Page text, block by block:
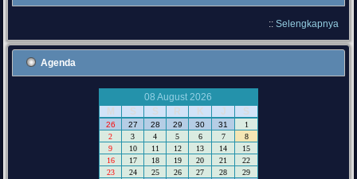
:: Selengkapnya
Agenda
08 August 2026
M
S S R K J S
26 27 28 29 30 31
1
2
3 4 5 6 7
8
9
10 11 12 13 14
15
16
17 18 19 20 21
22
23
24 25 26 27 28
29